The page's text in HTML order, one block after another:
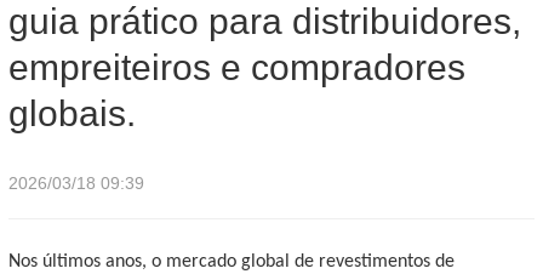
compradores globais.
guia prático para distribuidores,
empreiteiros e compradores
globais.
2026/03/18 09:39
Nos últimos anos, o mercado global de revestimentos de